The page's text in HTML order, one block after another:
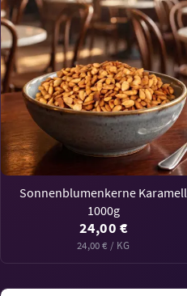
Sonnenblumenkerne Karamell
1000g
24,00 €
24,00 € / KG